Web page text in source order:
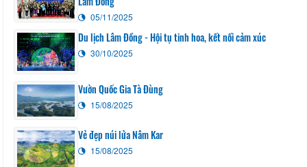
05/11/2025
Du lịch Lâm Đồng - Hội tụ tinh hoa, kết nối cảm xúc
30/10/2025
Vườn Quốc Gia Tà Đùng
15/08/2025
Vẻ đẹp núi lửa Nâm Kar
15/08/2025